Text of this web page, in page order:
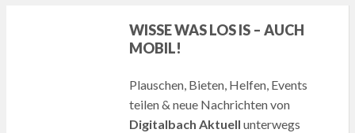
WISSE WAS LOS IS – AUCH
MOBIL!
Plauschen, Bieten, Helfen, Events
teilen & neue Nachrichten von
Digitalbach Aktuell unterwegs